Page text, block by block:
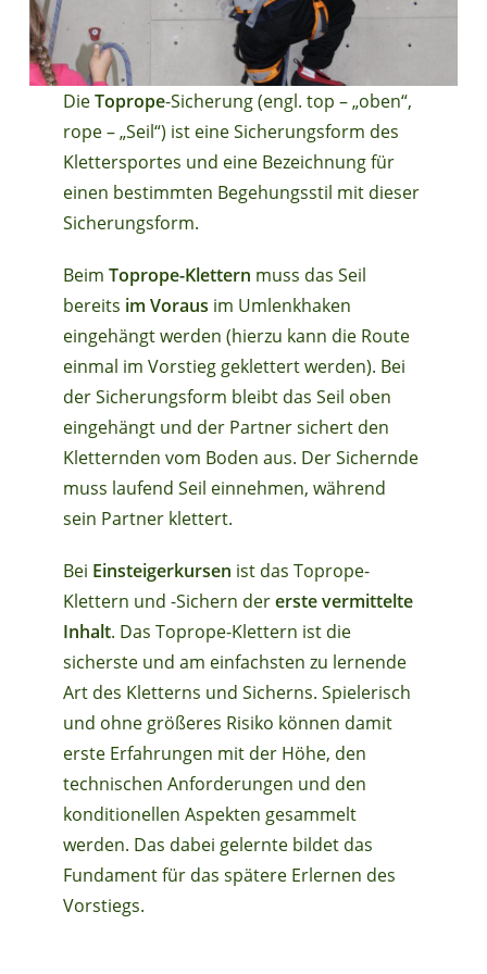
DieToprope-Sicherung (engl. top – „oben“,
rope – „Seil“) ist eine Sicherungsform des
Klettersportes und eine Bezeichnung für
einen bestimmten Begehungsstil mit dieser
Sicherungsform.
BeimToprope-Klettern muss das Seil
bereits im Voraus im Umlenkhaken
eingehängt werden (hierzu kann die Route
einmal im Vorstieg geklettert werden). Bei
der Sicherungsform bleibt das Seil oben
eingehängt und der Partner sichert den
Kletternden vom Boden aus. Der Sichernde
muss laufend Seil einnehmen, während
sein Partner klettert.
Bei Einsteigerkursen ist das Toprope-
Klettern und -Sichern dererste vermittelte
Inhalt. Das Toprope-Klettern ist die
sicherste und am einfachsten zu lernende
Art des Kletterns und Sicherns. Spielerisch
und ohne größeres Risiko können damit
erste Erfahrungen mit der Höhe, den
technischen Anforderungen und den
konditionellen Aspekten gesammelt
werden. Das dabei gelernte bildet das
Fundament für das spätere Erlernen des
Vorstiegs.